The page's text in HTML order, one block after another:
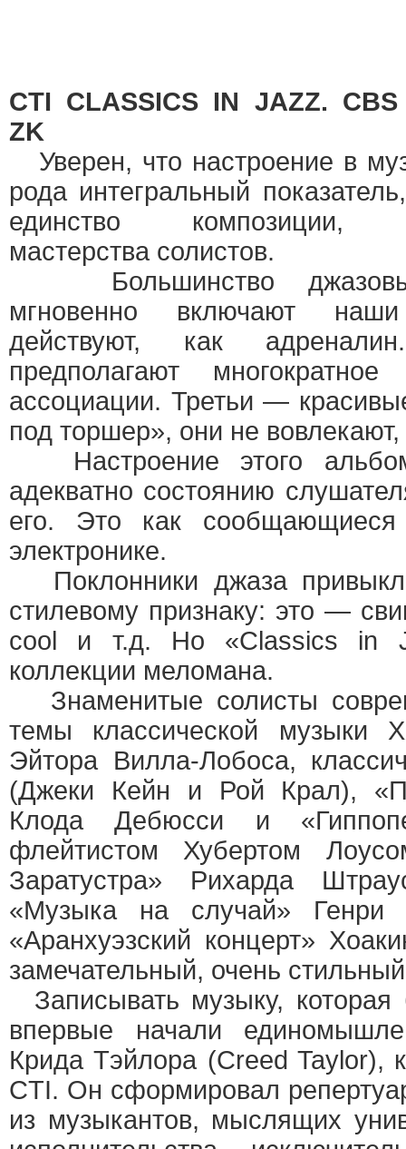
CTI CLASSICS IN JAZZ. CBS
ZK
Уверен, что настроение в
рода интегральный
единство композиции,
мастерства солистов.
Большинство
мгновенно включают
действуют, как
предполагают
ассоциации. Третьи —
под торшер», они не
Настроение этого
адекватно состоянию
его. Это как
электронике.
Поклонники джаза
стилевому признаку: это —
сool и т.д. Но «Classics in
коллекции меломана.
Знаменитые солисты
темы классической музыки
Эйтора Вилла-Лобоса,
(Джеки Кейн и Рой Крал),
Клода Дебюсси и
флейтистом Хубертом
Заратустра» Рихарда
«Музыка на случай»
«Аранхуэзский концерт»
замечательный, очень
Записывать музыку,
впервые начали
Крида Тэйлора (Creed Taylor),
CTI. Он сформировал
из музыкантов, мыслящих